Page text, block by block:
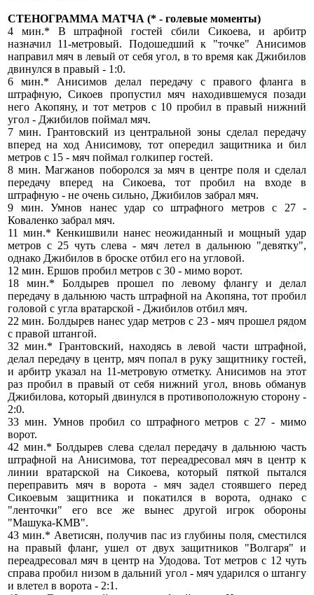
СТЕНОГРАММА МАТЧА (* - голевые моменты)
4 мин.* В штрафной гостей сбили Сикоева, и арбитр
назначил 11-метровый. Подошедший к "точке" Анисимов
направил мяч в левый от себя угол, в то время как Джибилов
двинулся в правый - 1:0.
6 мин.* Анисимов делал передачу с правого фланга в
штрафную, Сикоев пропустил мяч находившемуся позади
него Акопяну, и тот метров с 10 пробил в правый нижний
угол - Джибилов поймал мяч.
7 мин. Грантовский из центральной зоны сделал передачу
вперед на ход Анисимову, тот опередил защитника и бил
метров с 15 - мяч поймал голкипер гостей.
8 мин. Магжанов поборолся за мяч в центре поля и сделал
передачу вперед на Сикоева, тот пробил на входе в
штрафную - не очень сильно, Джибилов забрал мяч.
9 мин. Умнов нанес удар со штрафного метров с 27 -
Коваленко забрал мяч.
11 мин.* Кенкишвили нанес неожиданный и мощный удар
метров с 25 чуть слева - мяч летел в дальнюю "девятку",
однако Джибилов в броске отбил его на угловой.
12 мин. Ершов пробил метров с 30 - мимо ворот.
18 мин.* Болдырев прошел по левому флангу и делал
передачу в дальнюю часть штрафной на Акопяна, тот пробил
головой с угла вратарской - Джибилов отбил мяч.
22 мин. Болдырев нанес удар метров с 23 - мяч прошел рядом
с правой штангой.
32 мин.* Грантовский, находясь в левой части штрафной,
делал передачу в центр, мяч попал в руку защитнику гостей,
и арбитр указал на 11-метровую отметку. Анисимов на этот
раз пробил в правый от себя нижний угол, вновь обманув
Джибилова, который двинулся в противоположную сторону -
2:0.
33 мин. Умнов пробил со штрафного метров с 27 - мимо
ворот.
42 мин.* Болдырев слева сделал передачу в дальнюю часть
штрафной на Анисимова, тот переадресовал мяч в центр к
линии вратарской на Сикоева, который пяткой пытался
переправить мяч в ворота - мяч задел стоявшего перед
Сикоевым защитника и покатился в ворота, однако с
"ленточки" его все же вынес другой игрок обороны
"Машука-КМВ".
43 мин.* Аветисян, получив пас из глубины поля, сместился
на правый фланг, ушел от двух защитников "Волгаря" и
переадресовал мяч в центр на Удодова. Тот метров с 12 чуть
справа пробил низом в дальний угол - мяч ударился о штангу
и влетел в ворота - 2:1.